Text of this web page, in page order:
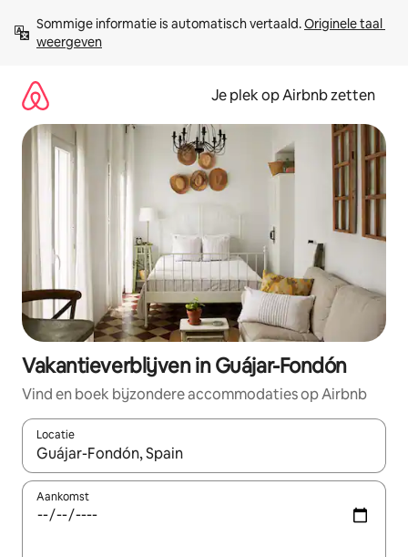
direct
naar
Sommige informatie is automatisch vertaald. Originele taal
weergeven
Je plek op Airbnb zetten
Vakantieverblijven in Guájar-Fondón
Vind en boek bijzondere accommodaties op Airbnb
Locatie
Wanneer er resultaten beschikbaar zijn, maak je een keuze
Aankomst